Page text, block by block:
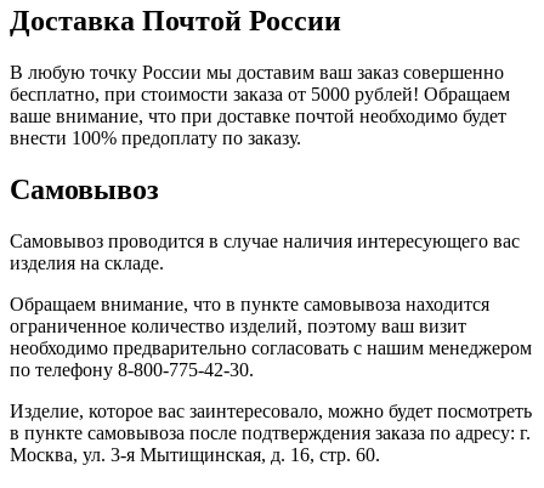
Доставка Почтой России
В любую точку России мы доставим ваш заказ совершенно
бесплатно, при стоимости заказа от 5000 рублей! Обращаем
ваше внимание, что при доставке почтой необходимо будет
внести 100% предоплату по заказу.
Самовывоз
Самовывоз проводится в случае наличия интересующего вас
изделия на складе.
Обращаем внимание, что в пункте самовывоза находится
ограниченное количество изделий, поэтому ваш визит
необходимо предварительно согласовать с нашим менеджером
по телефону 8-800-775-42-30.
Изделие, которое вас заинтересовало, можно будет посмотреть
в пункте самовывоза после подтверждения заказа по адресу: г.
Москва, ул. 3-я Мытищинская, д. 16, стр. 60.